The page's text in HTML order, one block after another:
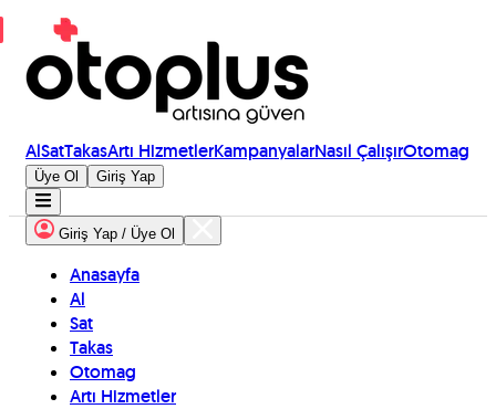
AlSatTakasArtı HizmetlerKampanyalarNasıl ÇalışırOtomag
Üye Ol Giriş Yap
Giriş Yap / Üye Ol
Anasayfa
Al
Sat
Takas
Otomag
Artı Hizmetler